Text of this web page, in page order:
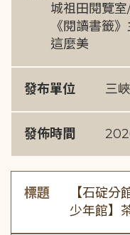
城祖田閱覽室
《閱讀書籤
這麼美
發布單位 三
發佈時間
標題
【石碇
少年館】